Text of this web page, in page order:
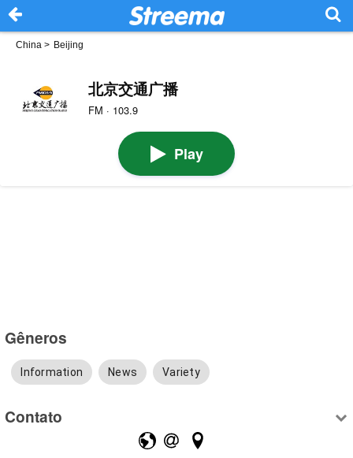
China > Beijing
北京交通广播
FM · 103.9
Play
Gêneros
Information News Variety
Contato